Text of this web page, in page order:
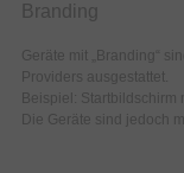
Branding
Geräte mit „Branding“
Providers ausgestattet.
Beispiel: Startbildschirm
Die Geräte sind jedoch